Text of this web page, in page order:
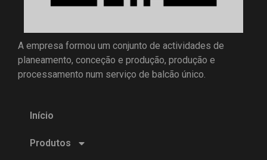
A empresa formou um conjunto de actividades de
planeamento, conceção e produção, produção e
processamento num serviço de balcão único.
Início
Produtos